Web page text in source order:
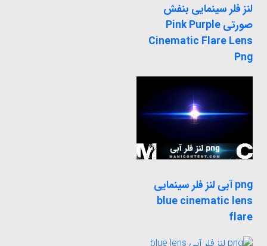
لنز فلر سینمایی بنفش
صورتی Pink Purple
Cinematic Flare Lens
Png
png آبی لنز فلر سینمایی
blue cinematic lens
flare